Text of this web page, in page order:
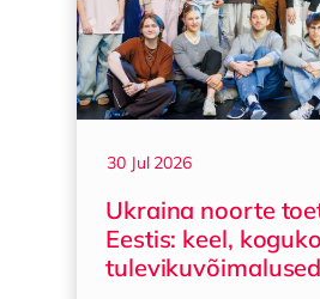
30 Jul 2026
Ukraina noorte
Eestis: keel,
tulevikuvõimalused